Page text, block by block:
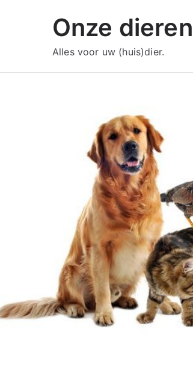
Onze dieren
Alles voor uw (huis)dier.